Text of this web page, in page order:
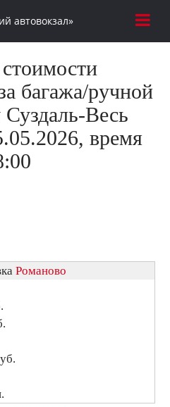
автовокзал»
багажа/ручной
Весь
время
Романово